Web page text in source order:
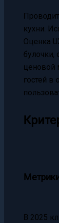
кухни.
Оценка
булочки,
ценовой
гостей
В 2025